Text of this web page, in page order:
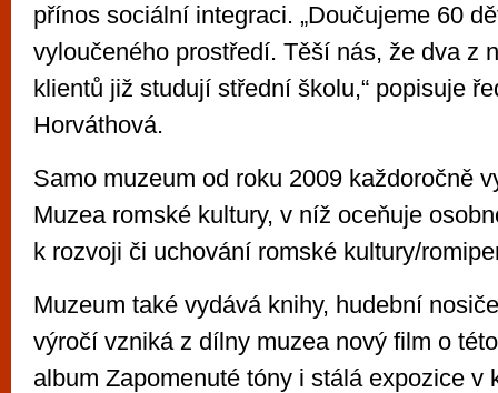
přínos sociální integraci. „Doučujeme 60
vyloučeného prostředí. Těší nás, že dva z
klientů již studují střední školu,“ popisuje
Horváthová.
Samo muzeum od roku 2009 každoročně
Muzea romské kultury, v níž oceňuje
k rozvoji či uchování romské kultury/
Muzeum také vydává knihy, hudební
výročí vzniká z dílny muzea nový film o
album Zapomenuté tóny i stálá expozice v